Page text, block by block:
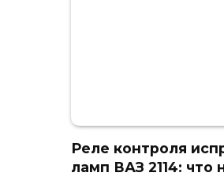
Реле контроля
ламп ВАЗ 2114: что